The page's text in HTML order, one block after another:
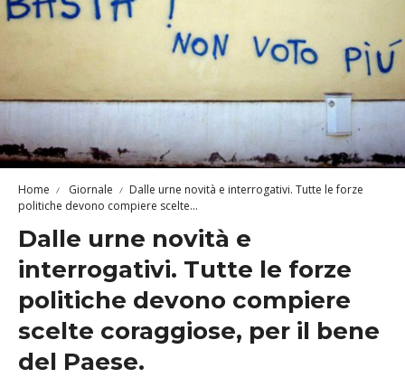
Home Giornale
Dalle urne novità e interrogativi. Tutte le forze
politiche devono compiere scelte...
Dalle urne novità e
interrogativi. Tutte le forze
politiche devono compiere
scelte coraggiose, per il bene
del Paese.